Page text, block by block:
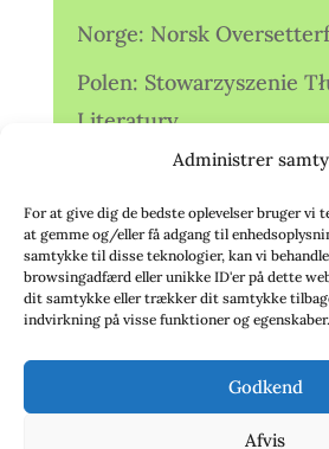
Administrer
For at give dig de bedste oplevelser bruger vi
at gemme og/eller få adgang til
samtykke til disse teknologier, kan vi
browsingadfærd eller unikke ID'er på dette
dit samtykke eller trækker dit samtykke
indvirkning på visse funktioner og egenskaber.
Godkend
Afvis
Norge: Norsk
Polen: Stowarzyszenie
Literatury
Storbritannien:
Association (TA)
Sverige:
Sverige:
deutschsprachiger